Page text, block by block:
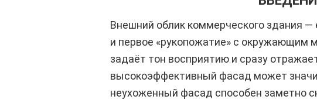
Внешний облик коммерческого здания —
и первое «рукопожатие» с окружающим
задаёт тон восприятию и сразу
высокоэффективный фасад может
неухоженный фасад способен заметно